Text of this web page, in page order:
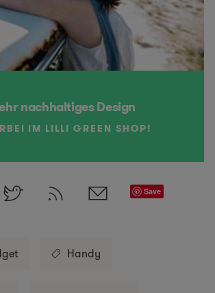
nachhaltiges Design
IM LILLI GREEN SHOP!
Save
Handy